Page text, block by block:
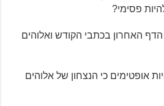
פסימי?
האחרון בכתבי הקודש ואלוהים
אופטימים כי הנצחון של אלוהים